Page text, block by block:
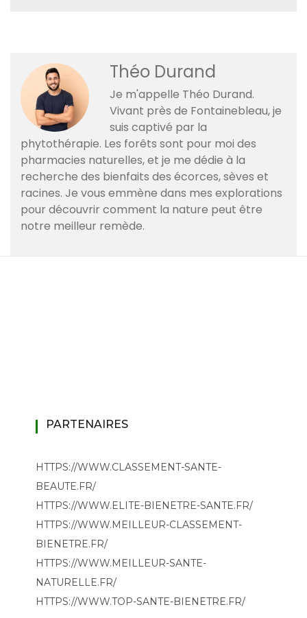
Théo Durand
Je m'appelle Théo Durand.
Vivant près de Fontainebleau, je
suis captivé par la
phytothérapie. Les forêts sont pour moi des
pharmacies naturelles, et je me dédie à la
recherche des bienfaits des écorces, sèves et
racines. Je vous emmène dans mes explorations
pour découvrir comment la nature peut être
notre meilleur remède.
PARTENAIRES
HTTPS://WWW.CLASSEMENT-SANTE-
BEAUTE.FR/
HTTPS://WWW.ELITE-BIENETRE-SANTE.FR/
HTTPS://WWW.MEILLEUR-CLASSEMENT-
BIENETRE.FR/
HTTPS://WWW.MEILLEUR-SANTE-
NATURELLE.FR/
HTTPS://WWW.TOP-SANTE-BIENETRE.FR/